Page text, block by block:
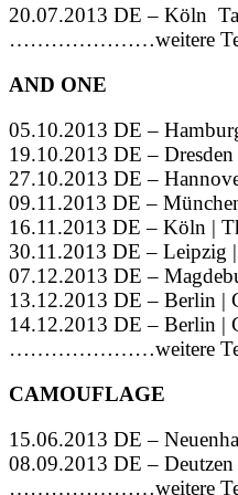
20.07.2013 DE – Köln
…………………weitere
AND ONE
05.10.2013 DE –
19.10.2013 DE –
27.10.2013 DE –
09.11.2013 DE –
16.11.2013 DE – Köln |
30.11.2013 DE – Leipzig |
07.12.2013 DE –
13.12.2013 DE – Berlin |
14.12.2013 DE – Berlin |
…………………weitere
CAMOUFLAGE
15.06.2013 DE –
08.09.2013 DE –
…………………weitere